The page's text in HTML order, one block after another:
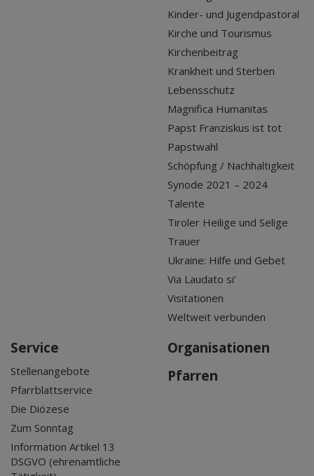
Kinder- und Jugendpastoral
Kirche und Tourismus
Kirchenbeitrag
Krankheit und Sterben
Lebensschutz
Magnifica Humanitas
Papst Franziskus ist tot
Papstwahl
Schöpfung / Nachhaltigkeit
Synode 2021 – 2024
Talente
Tiroler Heilige und Selige
Trauer
Ukraine: Hilfe und Gebet
Via Laudato si'
Visitationen
Weltweit verbunden
Service
Stellenangebote
Pfarrblattservice
Die Diözese
Zum Sonntag
Information Artikel 13
DSGVO (ehrenamtliche
Organisationen
Pfarren